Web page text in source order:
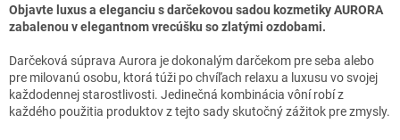
Objavte luxus a eleganciu s darčekovou sadou kozmetiky AURORA
zabalenou v elegantnom vrecúšku so zlatými ozdobami.
Darčeková súprava Aurora je dokonalým darčekom pre seba alebo
pre milovanú osobu, ktorá túži po chvíľach relaxu a luxusu vo svojej
každodennej starostlivosti. Jedinečná kombinácia vôní robí z
každého použitia produktov z tejto sady skutočný zážitok pre zmysly.